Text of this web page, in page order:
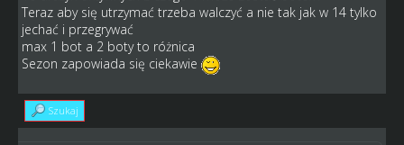
Teraz aby się utrzymać trzeba walczyć a nie tak jak w 14 tylko
jechać i przegrywać
max 1 bot a 2 boty to różnica
Sezon zapowiada się ciekawie
Szukaj